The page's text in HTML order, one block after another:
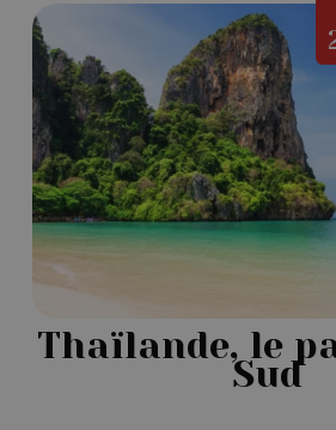
le
paradis
du
Sud
Thaïlande, le
Sud